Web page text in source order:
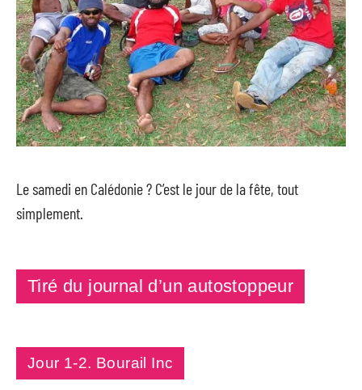
Le samedi en Calédonie ? C’est le jour de la fête, tout
simplement.
Tiré du journal d’un autostoppeur
Jour 1-2. Bourail Inc